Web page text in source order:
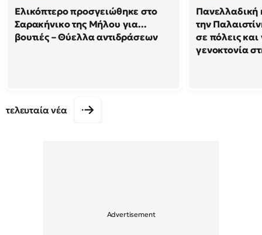
Ελικόπτερο προσγειώθηκε στο
Σαρακήνικο της Μήλου για...
βουτιές – Θύελλα αντιδράσεων
Πανελλαδική
την
σε πόλεις και
γενοκτονία
τελευταία νέα